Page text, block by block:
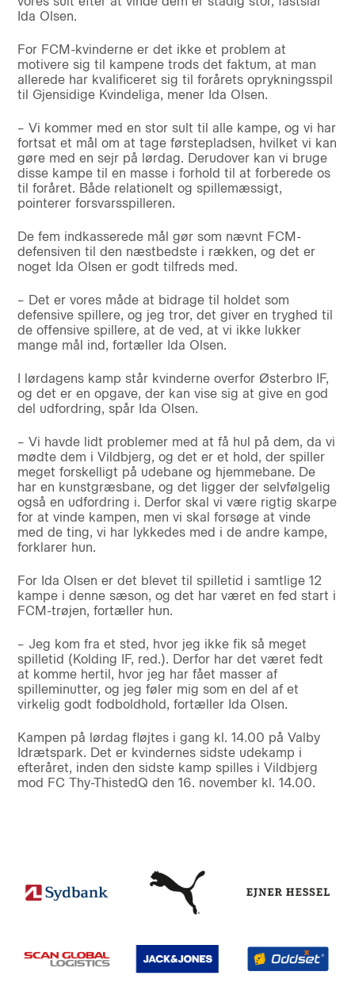
Ida Olsen.
For FCM-kvinderne er det ikke et problem at
motivere sig til kampene trods det faktum, at man
allerede har kvalificeret sig til forårets oprykningsspil
til Gjensidige Kvindeliga, mener Ida Olsen.
– Vi kommer med en stor sult til alle kampe, og vi har
fortsat et mål om at tage førstepladsen, hvilket vi kan
gøre med en sejr på lørdag. Derudover kan vi bruge
disse kampe til en masse i forhold til at forberede os
til foråret. Både relationelt og spillemæssigt,
pointerer forsvarsspilleren.
De fem indkasserede mål gør som nævnt FCM-
defensiven til den næstbedste i rækken, og det er
noget Ida Olsen er godt tilfreds med.
– Det er vores måde at bidrage til holdet som
defensive spillere, og jeg tror, det giver en tryghed til
de offensive spillere, at de ved, at vi ikke lukker
mange mål ind, fortæller Ida Olsen.
I lørdagens kamp står kvinderne overfor Østerbro IF,
og det er en opgave, der kan vise sig at give en god
del udfordring, spår Ida Olsen.
– Vi havde lidt problemer med at få hul på dem, da vi
mødte dem i Vildbjerg, og det er et hold, der spiller
meget forskelligt på udebane og hjemmebane. De
har en kunstgræsbane, og det ligger der selvfølgelig
også en udfordring i. Derfor skal vi være rigtig skarpe
for at vinde kampen, men vi skal forsøge at vinde
med de ting, vi har lykkedes med i de andre kampe,
forklarer hun.
For Ida Olsen er det blevet til spilletid i samtlige 12
kampe i denne sæson, og det har været en fed start i
FCM-trøjen, fortæller hun.
– Jeg kom fra et sted, hvor jeg ikke fik så meget
spilletid (Kolding IF, red.). Derfor har det været fedt
at komme hertil, hvor jeg har fået masser af
spilleminutter, og jeg føler mig som en del af et
virkelig godt fodboldhold, fortæller Ida Olsen.
Kampen på lørdag fløjtes i gang kl. 14.00 på Valby
Idrætspark. Det er kvindernes sidste udekamp i
efteråret, inden den sidste kamp spilles i Vildbjerg
mod FC Thy-ThistedQ den 16. november kl. 14.00.